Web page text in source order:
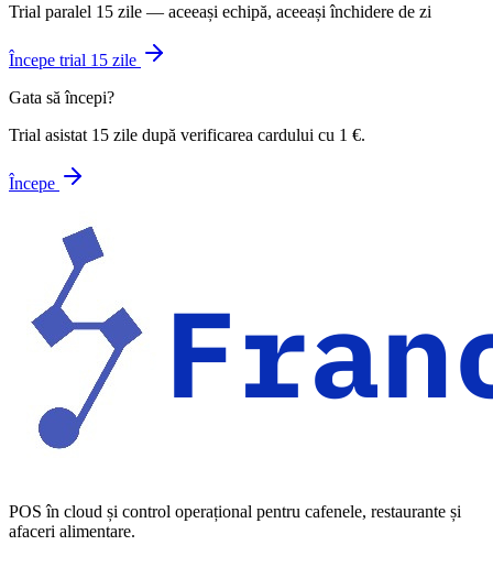
Trial paralel 15 zile — aceeași echipă, aceeași închidere de zi
Începe trial 15 zile
Gata să începi?
Trial asistat 15 zile după verificarea cardului cu 1 €.
Începe
POS în cloud și control operațional pentru cafenele, restaurante și
afaceri alimentare.